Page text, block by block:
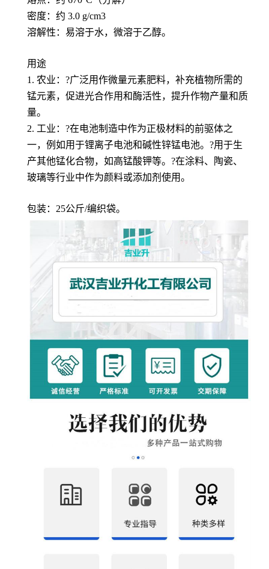
密度：约 3.0 g/cm3
溶解性：易溶于水，微溶于乙醇。
用途
1. 农业：?广泛用作微量元素肥料，补充植物所需的
锰元素，促进光合作用和酶活性，提升作物产量和质
量。
2. 工业：?在电池制造中作为正极材料的前驱体之
一，例如用于锂离子电池和碱性锌锰电池。?用于生
产其他锰化合物，如高锰酸钾等。?在涂料、陶瓷、
玻璃等行业中作为颜料或添加剂使用。
包装：25公斤/编织袋。